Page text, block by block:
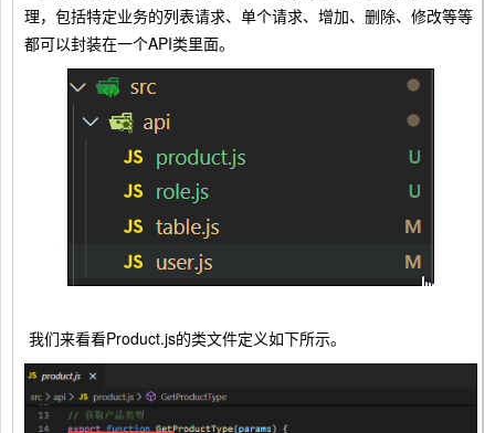
理，包括特定业务的列表请求、单个请求、增加、删除、修改等等
都可以封装在一个API类里面。
我们来看看Product.js的类文件定义如下所示。